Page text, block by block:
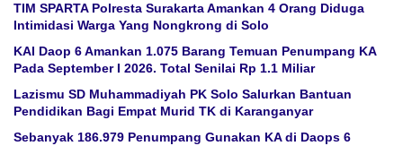
TIM SPARTA Polresta Surakarta Amankan 4 Orang Diduga
Intimidasi Warga Yang Nongkrong di Solo
KAI Daop 6 Amankan 1.075 Barang Temuan Penumpang KA
Pada September I 2026. Total Senilai Rp 1.1 Miliar
Lazismu SD Muhammadiyah PK Solo Salurkan Bantuan
Pendidikan Bagi Empat Murid TK di Karanganyar
Sebanyak 186.979 Penumpang Gunakan KA di Daops 6